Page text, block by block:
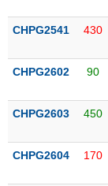
mô
thị
Niêm
Niêm
mới
CHPG2541 430
CHPG2602 90
CHPG2603 450
CHPG2604 170
DOANH
NGHIỆP
PHIẾU
PHÁI